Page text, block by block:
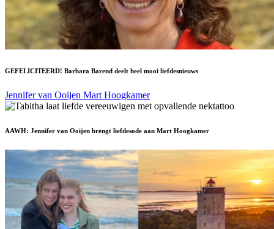
GEFELICITEERD! Barbara Barend deelt heel mooi liefdesnieuws
Jennifer van Ooijen Mart Hoogkamer
AAWH: Jennifer van Ooijen brengt liefdesode aan Mart Hoogkamer